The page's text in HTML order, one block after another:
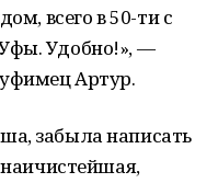
всего в 50-ти с
Удобно!», —
Артур.
забыла написать